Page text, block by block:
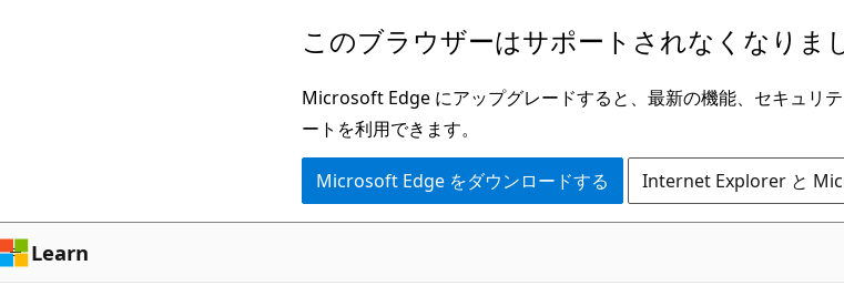
ン
ツ
に
このブラウザーはサポートされなくなりま
Microsoft Edge にアップグレードすると、最新の機能、セキュリ
ートを利用できます。
Microsoft Edge をダウンロードする Internet Explorer と
Learn